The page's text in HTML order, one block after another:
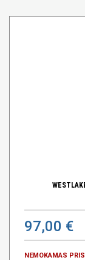
97,00 €
NEMOKAMAS